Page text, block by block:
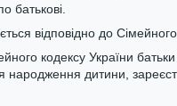
батькові.
відповідно до Сімейного
кодексу України
народження дитини,